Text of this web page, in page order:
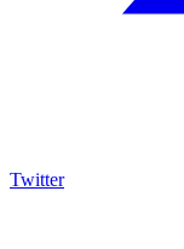
Twitter